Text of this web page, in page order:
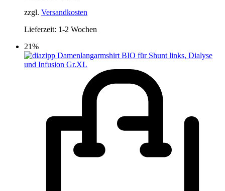
zzgl. Versandkosten
Lieferzeit: 1-2 Wochen
21%